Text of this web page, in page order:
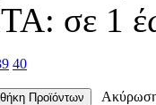
σε 1
40
Προϊόντων